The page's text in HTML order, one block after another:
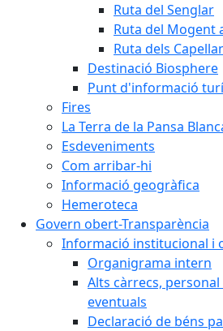
Ruta del Senglar
Ruta del Mogent
Ruta dels
Destinació Biosphere
Punt d'informació
Fires
La Terra de la Pansa
Esdeveniments
Com arribar-hi
Informació geogràfica
Hemeroteca
Govern obert-Transparència
Informació institucional i
Organigrama intern
Alts càrrecs,
eventuals
Declaració de béns